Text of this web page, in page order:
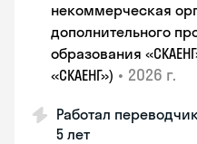
некоммерческая
дополнительного
образования
«СКАЕНГ») • 2026 г.
Работал
5 лет